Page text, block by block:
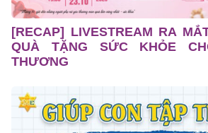
[RECAP] LIVESTREAM RA
QUÀ TẶNG SỨC KHỎE
THƯƠNG